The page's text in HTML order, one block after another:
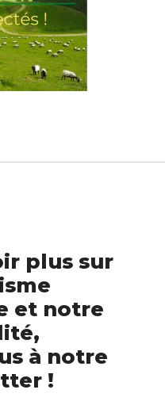
plus sur
et notre
à notre
!